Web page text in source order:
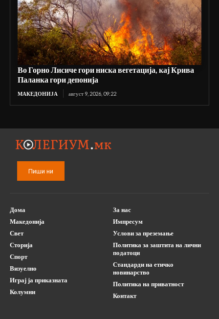
Во Горно Лисиче гори ниска вегетација, кај Крива
Паланка гори депонија
МАКЕДОНИЈА август 9, 2026, 09:22
Пиши ни
Дома
Македонија
Свет
Сторија
Спорт
Визуелно
Играј ја приказната
Колумни
За нас
Импресум
Услови за преземање
Политика за заштита на лични
податоци
Стандарди на етичко
новинарство
Политика на приватност
Контакт